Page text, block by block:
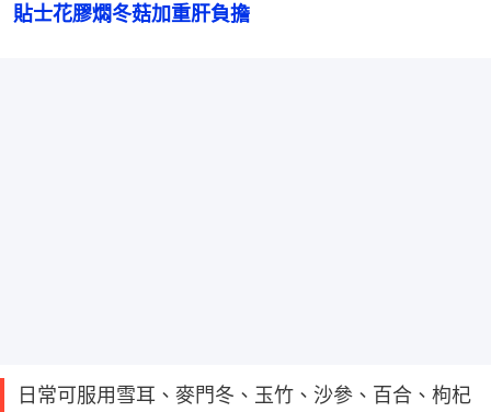
貼士花膠燜冬菇加重肝負擔
日常可服用雪耳、麥門冬、玉竹、沙參、百合、枸杞